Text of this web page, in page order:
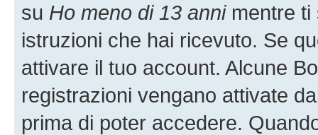
su Ho meno di 13 annimentre ti
istruzioni che hai ricevuto. Se
attivare il tuo account. Alcune
registrazioni vengano attivate
prima di poter accedere.